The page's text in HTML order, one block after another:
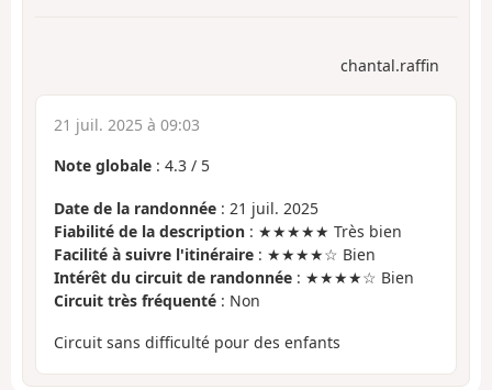
chantal.raffin
21 juil. 2025 à 09:03
Note globale : 4.3 / 5
Date de la randonnée : 21 juil. 2025
Fiabilité de la description : ★★★★★ Très bien
Facilité à suivre l'itinéraire : ★★★★☆ Bien
Intérêt du circuit de randonnée : ★★★★☆ Bien
Circuit très fréquenté : Non
Circuit sans difficulté pour des enfants